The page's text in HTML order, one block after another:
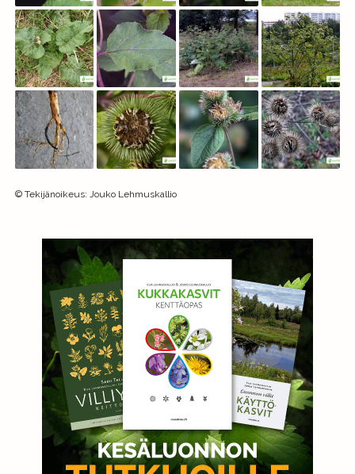
© Tekijänoikeus: Jouko Lehmuskallio